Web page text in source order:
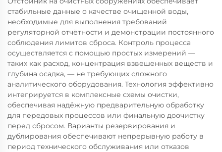
стабильные данные о качестве очищенной воды,
необходимые для выполнения требований
регуляторной отчётности и демонстрации постоянного
соблюдения лимитов сброса. Контроль процесса
осуществляется с помощью простых измерений —
таких как расход, концентрация взвешенных веществ и
глубина осадка, — не требующих сложного
аналитического оборудования. Технология эффективно
интегрируется в комплексные схемы очистки,
обеспечивая надёжную предварительную обработку
для передовых процессов или финальную доочистку
перед сбросом. Варианты резервирования и
дублирования обеспечивают непрерывную работу в
период технического обслуживания или отказов